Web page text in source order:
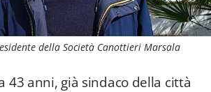
della Società Canottieri Marsala
43 anni, già sindaco della città